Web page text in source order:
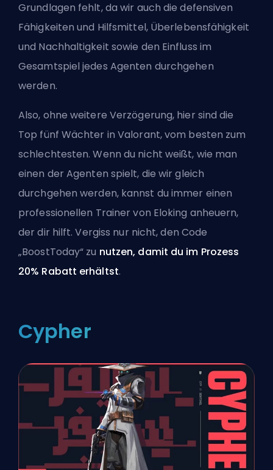
Grundlagen fehlt, da wir auch die defensiven
Fähigkeiten und Hilfsmittel, Überlebensfähigkeit
und Nachhaltigkeit sowie den Einfluss im
Gesamtspiel jedes Agenten durchgehen
werden.
Also, ohne weitere Verzögerung, hier sind die
Top fünf Wächter in Valorant, vom besten zum
schlechtesten. Wenn du nicht weißt, wie man
einen der Agenten spielt, die wir gleich
durchgehen werden, kannst du immer einen
professionellen Trainer von Eloking anheuern,
der dir hilft. Vergiss nur nicht, den Code
„BoostToday“ zu nutzen, damit du im Prozess
20% Rabatt erhältst.
Cypher